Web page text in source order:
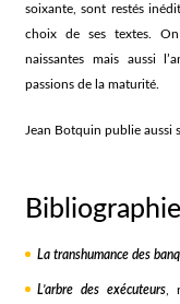
soixante, sont restés
choix de ses textes.
naissantes mais aussi
passions de la maturité.
Jean Botquin publie aussi
Bibliographie
La transhumance des
L’arbre des exécuteurs,